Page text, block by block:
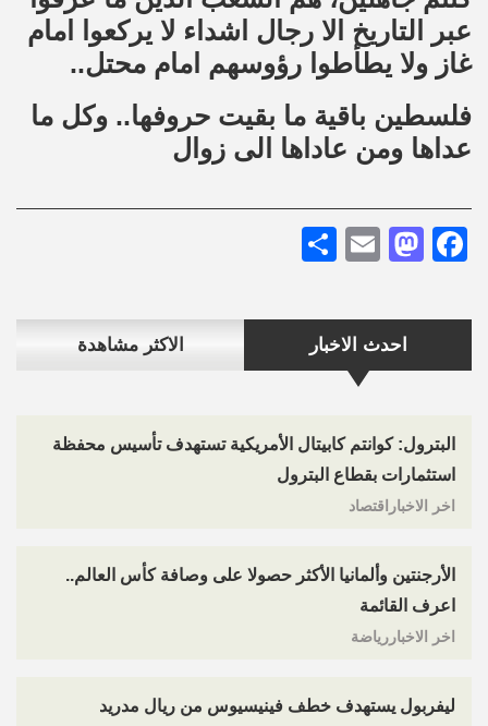
احدث الاخبار الاكثر مشاهدة
البترول: كوانتم كابيتال الأمريكية تستهدف تأسيس محفظة
استثمارات بقطاع البترول
اخر الاخباراقتصاد
الأرجنتين وألمانيا الأكثر حصولا على وصافة كأس العالم..
اعرف القائمة
اخر الاخباررياضة
ليفربول يستهدف خطف فينيسيوس من ريال مدريد
عبر التاريخ الا رجال اشداء لا يركعوا امام
غاز ولا يطأطوا رؤوسهم امام محتل..
فلسطين باقية ما بقيت حروفها.. وكل ما
عداها ومن عاداها الى زوال
Facebook
Mastodon
Email